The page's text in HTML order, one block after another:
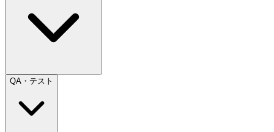
QA・テスト